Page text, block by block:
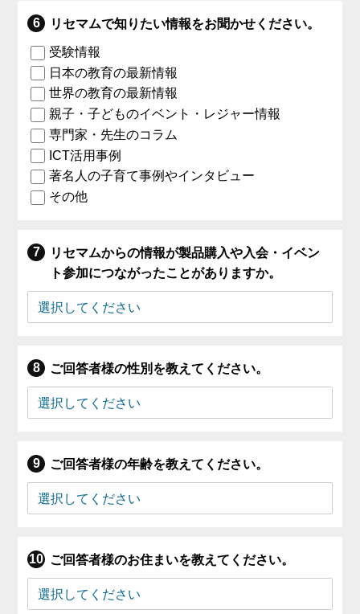
リセマムで知りたい情報をお聞かせください。
受験情報
日本の教育の最新情報
世界の教育の最新情報
親子・子どものイベント・レジャー情報
専門家・先生のコラム
ICT活用事例
著名人の子育て事例やインタビュー
その他
リセマムからの情報が製品購入や入会・イベン
ト参加につながったことがありますか。
ご回答者様の性別を教えてください。
ご回答者様の年齢を教えてください。
ご回答者様のお住まいを教えてください。